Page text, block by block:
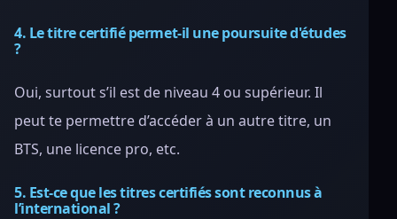
4. Le titre certifié permet-il une poursuite d'études
?
Oui, surtout s’il est de niveau 4 ou supérieur. Il
peut te permettre d’accéder à un autre titre, un
BTS, une licence pro, etc.
5. Est-ce que les titres certifiés sont reconnus à
l’international ?